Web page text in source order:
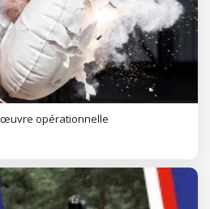
œuvre opérationnelle